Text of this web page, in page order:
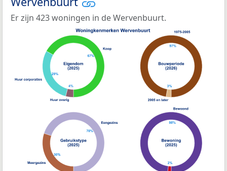
Er zijn 423 woningen in de Wervenbuurt.